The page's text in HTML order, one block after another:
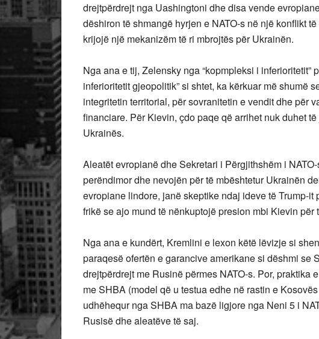
drejtpërdrejt nga Uashingtoni dhe disa vende
dëshiron të shmangë hyrjen e NATO-s në një konflikt
krijojë një mekanizëm të ri mbrojtës për Ukrainën.
Nga ana e tij, Zelensky nga “kopmpleksi i inferioritetit”
inferioritetit gjeopolitik” si shtet, ka kërkuar më shumë
integritetin territorial, për sovranitetin e vendit dhe për
financiare. Për Kievin, çdo paqe që arrihet nuk duhet
Ukrainës.
Aleatët evropianë dhe Sekretari i Përgjithshëm i
perëndimor dhe nevojën për të mbështetur Ukrainën
evropiane lindore, janë skeptike ndaj ideve të Trump-
frikë se ajo mund të nënkuptojë presion mbi Kievin për
Nga ana e kundërt, Kremlini e lexon këtë lëvizje si
paraqesë ofertën e garancive amerikane si dëshmi se
drejtpërdrejt me Rusinë përmes NATO-s. Por, praktika
me SHBA (model që u testua edhe në rastin e
udhëhequr nga SHBA ma bazë ligjore nga Neni 5 i
Rusisë dhe aleatëve të saj.